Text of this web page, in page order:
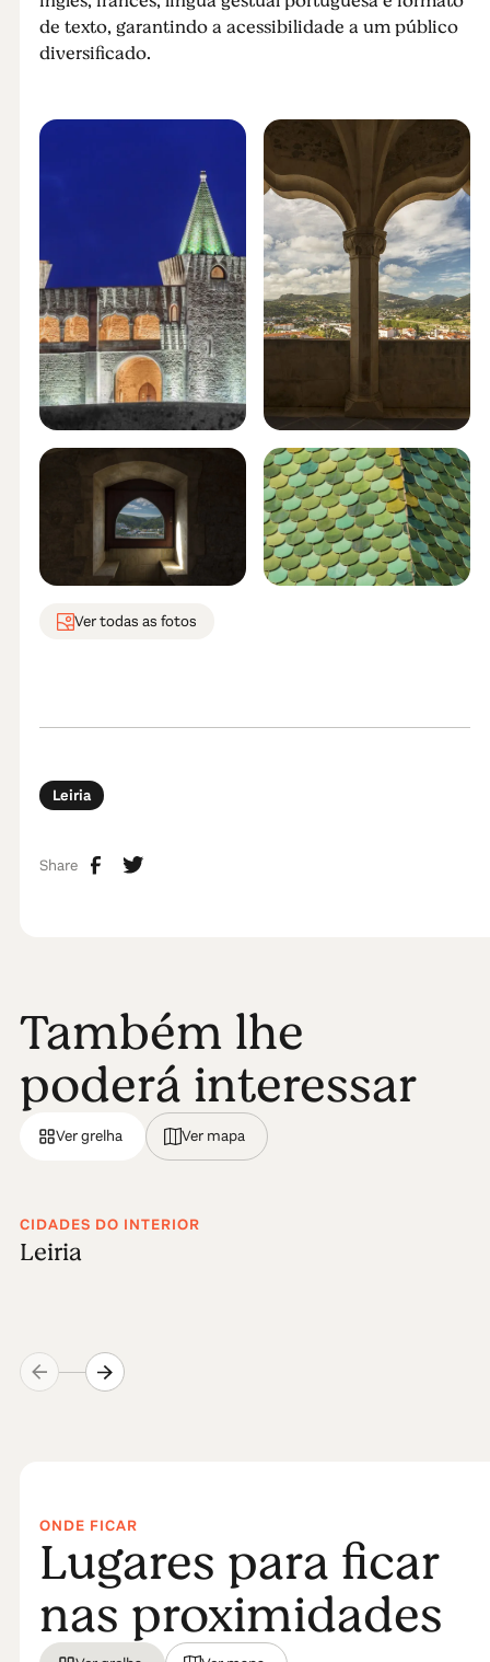
de texto, garantindo a acessibilidade a um público
diversificado.
Ver todas as fotos
Leiria
Share
Também lhe
poderá interessar
Ver grelha Ver mapa
CIDADES DO INTERIOR
Leiria
ONDE FICAR
Lugares para ficar
nas proximidades